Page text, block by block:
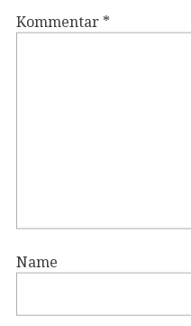
Kommentar *
Name